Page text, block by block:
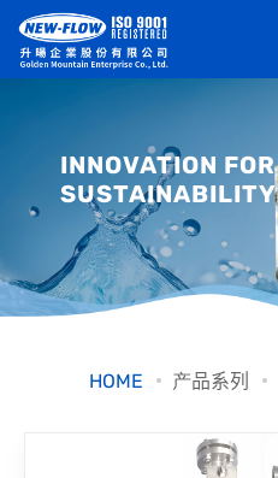
最新消息
知识文章
INNOVATION FOR
SUSTAINABILITY
HOME 产品系列